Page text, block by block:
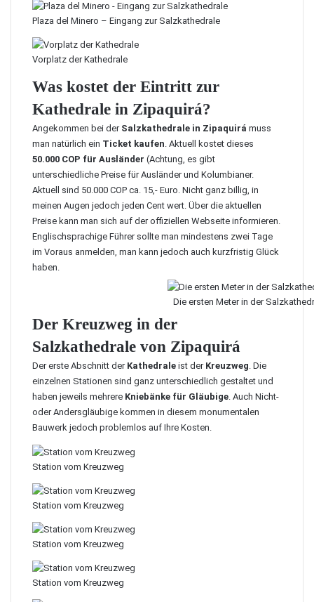
Plaza del Minero – Eingang zur Salzkathedrale
Vorplatz der Kathedrale
Was kostet der Eintritt zur
Kathedrale in Zipaquirá?
Angekommen bei der Salzkathedrale in Zipaquirá muss
man natürlich ein Ticket kaufen. Aktuell kostet dieses
50.000 COP für Ausländer (Achtung, es gibt
unterschiedliche Preise für Ausländer und Kolumbianer.
Aktuell sind 50.000 COP ca. 15,- Euro. Nicht ganz billig, in
meinen Augen jedoch jeden Cent wert. Über die aktuellen
Preise kann man sich auf deroffiziellen Webseite informieren.
Englischsprachige Führer sollte man mindestens zwei Tage
im Voraus anmelden, man kann jedoch auch kurzfristig Glück
haben.
Die ersten Meter in der
Der Kreuzweg in der
Salzkathedrale von Zipaquirá
Der erste Abschnitt der Kathedrale ist der Kreuzweg. Die
einzelnen Stationen sind ganz unterschiedlich gestaltet und
haben jeweils mehrere Kniebänke für Gläubige. Auch Nicht-
oder Andersgläubige kommen in diesem monumentalen
Bauwerk jedoch problemlos auf Ihre Kosten.
Station vom Kreuzweg
Station vom Kreuzweg
Station vom Kreuzweg
Station vom Kreuzweg